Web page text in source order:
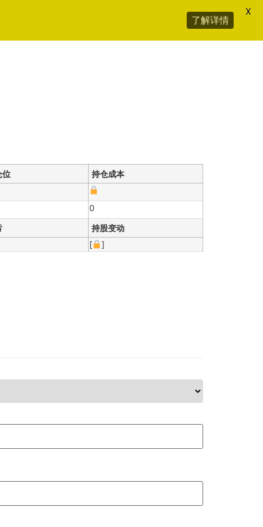
位 持仓成本
0
持股变动
[
]
了解详情
X